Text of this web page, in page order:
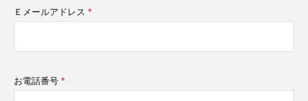
Ｅメールアドレス
(必
お電話番号
(必